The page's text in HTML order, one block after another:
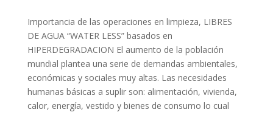
Importancia de las operaciones en limpieza, LIBRES
DE AGUA “WATER LESS” basados en
HIPERDEGRADACION El aumento de la población
mundial plantea una serie de demandas ambientales,
económicas y sociales muy altas. Las necesidades
humanas básicas a suplir son: alimentación, vivienda,
calor, energía, vestido y bienes de consumo lo cual